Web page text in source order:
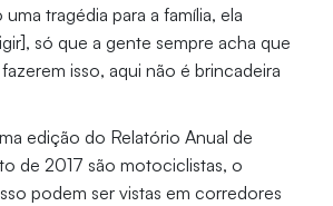
tragédia para a família, ela
só que a gente sempre acha que
isso, aqui não é brincadeira
edição do Relatório Anual de
de 2017 são motociclistas, o
podem ser vistas em corredores